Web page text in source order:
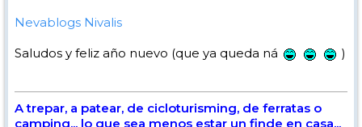
Nevablogs Nivalis
Saludos y feliz año nuevo (que ya queda ná
)
A trepar, a patear, de cicloturisming, de ferratas o
camping... lo que sea menos estar un finde en casa...